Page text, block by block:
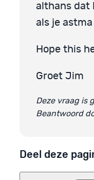
althans dat
als je
Hope this
Groet Jim
Deze vraag is
Beantwoord
Deel deze